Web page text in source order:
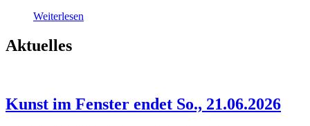
Weiterlesen
Aktuelles
Kunst im Fenster endet So., 21.06.2026